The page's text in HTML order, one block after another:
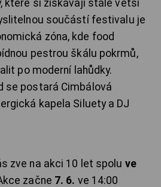
které si získávají stále větší
součástí festivalu je
zóna, kde food
pestrou škálu pokrmů,
po moderní lahůdky.
se postará Cimbálová
kapela Siluety a DJ
zve na akci 10 let spolu ve
začne 7. 6. ve 14:00